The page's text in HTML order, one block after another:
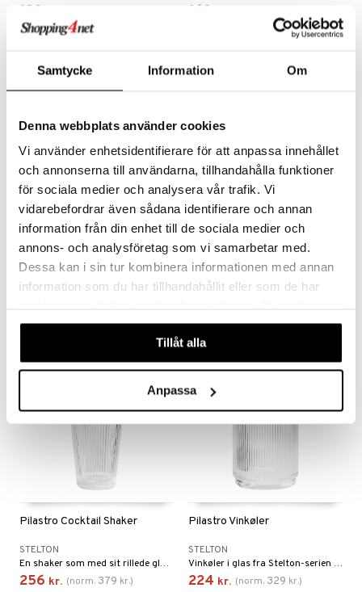
Samtycke Information Om
Denna webbplats använder cookies
Vi använder enhetsidentifierare för att anpassa innehållet
och annonserna till användarna, tillhandahålla funktioner
för sociala medier och analysera vår trafik. Vi
vidarebefordrar även sådana identifierare och annan
information från din enhet till de sociala medier och
annons- och analysföretag som vi samarbetar med.
Dessa kan i sin tur kombinera informationen med annan
information som du har tillhandahållit eller som de har
våra cookies vid fortsatt användande av vår webbplats.
Tillåt alla
Anpassa
192 160
Findes i flere varianter
Moomin Keep Cool
Drikkeflaske
STELTON
172
-34%
Pier LED-lampe
STELTON
1024
Pilastro Cocktail Shaker
STELTON
En shaker som med sit rillede glas og blanke stål fungerer fint som et dekorativt indslag på barbordet og samtidig er helt perfekt til at fremtrylle lækre cocktails.
256 kr. (norm. 379 kr.)
Pilastro Vinkøler
STELTON
Vinkøler i glas fra Stelton-serien Pilastro.
224 kr. (norm. 329 kr.)